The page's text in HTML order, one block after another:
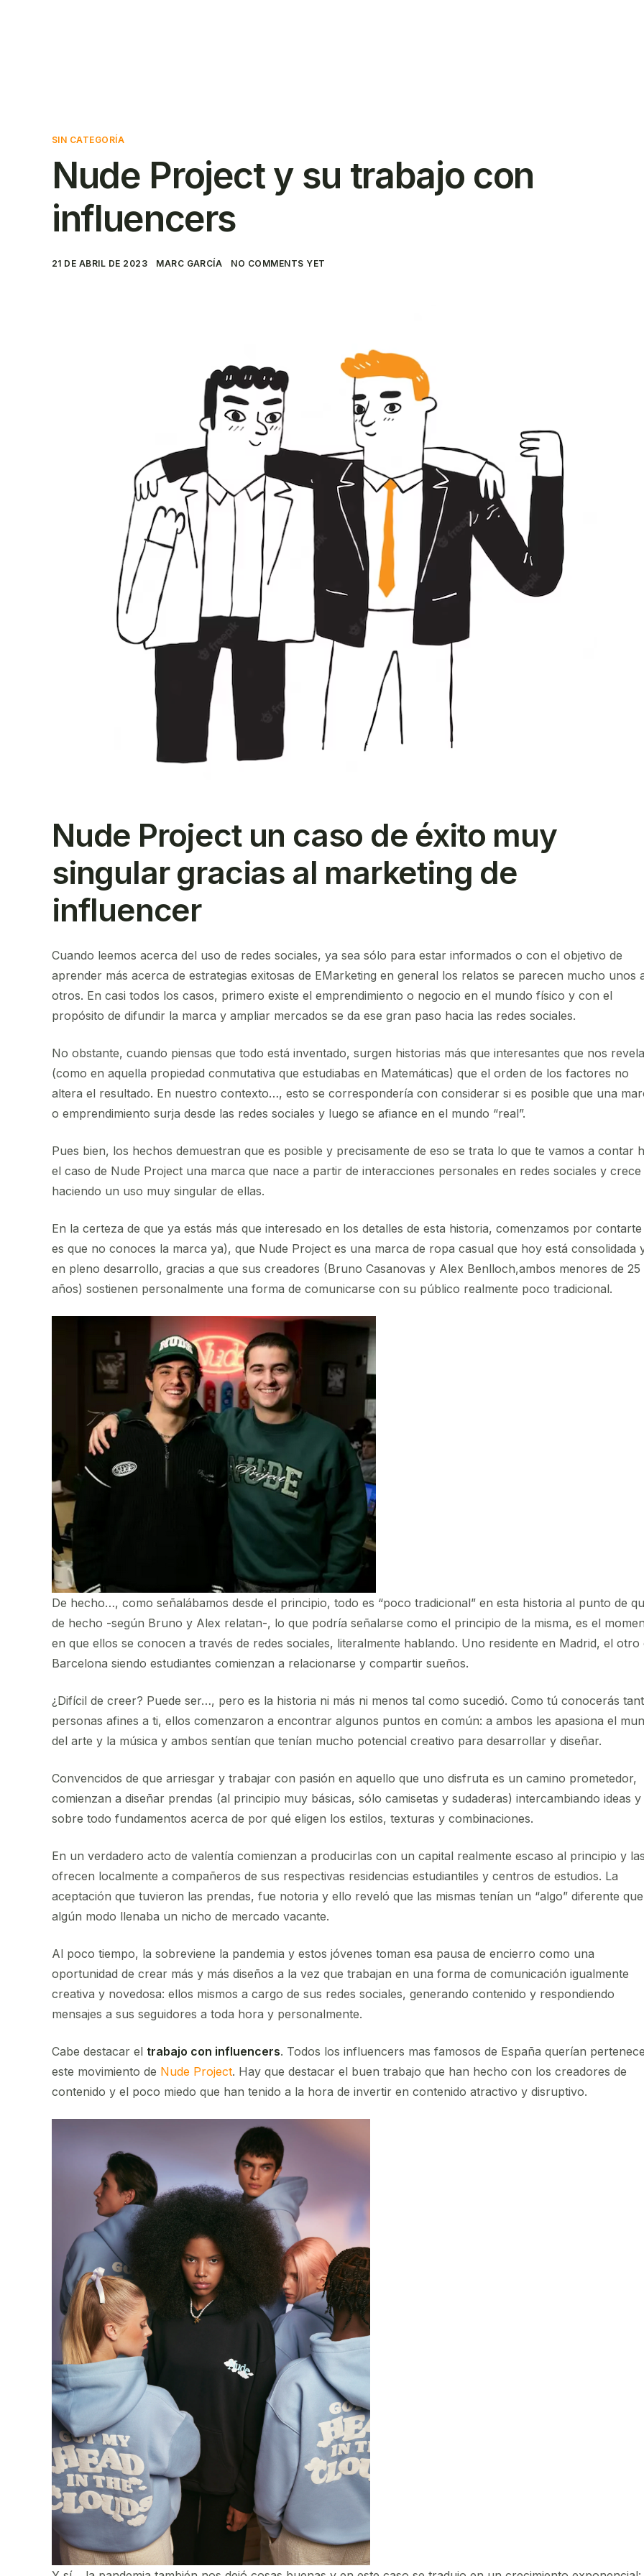
SIN CATEGORÍA
Nude Project y su trabajo con
influencers
21 DE ABRIL DE 2023 MARC GARCÍA NO COMMENTS YET
Nude Project un caso de éxito muy
singular gracias al marketing de
influencer
Cuando leemos acerca del uso de redes sociales, ya sea sólo para estar informados o con el objetivo de
aprender más acerca de estrategias exitosas de EMarketing en general los relatos se parecen mucho unos
otros. En casi todos los casos, primero existe el emprendimiento o negocio en el mundo físico y con el
propósito de difundir la marca y ampliar mercados se da ese gran paso hacia las redes sociales.
No obstante, cuando piensas que todo está inventado, surgen historias más que interesantes que nos
(como en aquella propiedad conmutativa que estudiabas en Matemáticas) que el orden de los factores no
altera el resultado. En nuestro contexto…, esto se correspondería con considerar si es posible que una
o emprendimiento surja desde las redes sociales y luego se afiance en el mundo “real”.
Pues bien, los hechos demuestran que es posible y precisamente de eso se trata lo que te vamos a contar
el caso de Nude Project una marca que nace a partir de interacciones personales en redes sociales y crece
haciendo un uso muy singular de ellas.
En la certeza de que ya estás más que interesado en los detalles de esta historia, comenzamos por contarte
es que no conoces la marca ya), que Nude Project es una marca de ropa casual que hoy está consolidada
en pleno desarrollo, gracias a que sus creadores (Bruno Casanovas y Alex Benlloch,ambos menores de 25
años) sostienen personalmente una forma de comunicarse con su público realmente poco tradicional.
De hecho…, como señalábamos desde el principio, todo es “poco tradicional” en esta historia al punto de
de hecho -según Bruno y Alex relatan-, lo que podría señalarse como el principio de la misma, es el
en que ellos se conocen a través de redes sociales, literalmente hablando. Uno residente en Madrid, el otro
Barcelona siendo estudiantes comienzan a relacionarse y compartir sueños.
¿Difícil de creer? Puede ser…, pero es la historia ni más ni menos tal como sucedió. Como tú conocerás
personas afines a ti, ellos comenzaron a encontrar algunos puntos en común: a ambos les apasiona el
del arte y la música y ambos sentían que tenían mucho potencial creativo para desarrollar y diseñar.
Convencidos de que arriesgar y trabajar con pasión en aquello que uno disfruta es un camino prometedor,
comienzan a diseñar prendas (al principio muy básicas, sólo camisetas y sudaderas) intercambiando ideas y
sobre todo fundamentos acerca de por qué eligen los estilos, texturas y combinaciones.
En un verdadero acto de valentía comienzan a producirlas con un capital realmente escaso al principio y
ofrecen localmente a compañeros de sus respectivas residencias estudiantiles y centros de estudios. La
aceptación que tuvieron las prendas, fue notoria y ello reveló que las mismas tenían un “algo” diferente
algún modo llenaba un nicho de mercado vacante.
Al poco tiempo, la sobreviene la pandemia y estos jóvenes toman esa pausa de encierro como una
oportunidad de crear más y más diseños a la vez que trabajan en una forma de comunicación igualmente
creativa y novedosa: ellos mismos a cargo de sus redes sociales, generando contenido y respondiendo
mensajes a sus seguidores a toda hora y personalmente.
Cabe destacar el trabajo con influencers. Todos los influencers mas famosos de España querían
este movimiento de Nude Project. Hay que destacar el buen trabajo que han hecho con los creadores de
contenido y el poco miedo que han tenido a la hora de invertir en contenido atractivo y disruptivo.